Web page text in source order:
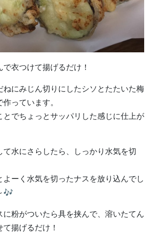
衣つけて揚げるだけ！
ねにみじん切りにしたシソとたたいた梅
っています。
とでちょっとサッパリした感じに仕上が
て水にさらしたら、しっかり水気を切
ーく水気を切ったナスを放り込んでし
🎶
に粉がついたら具を挟んで、溶いたてん
揚げるだけ！